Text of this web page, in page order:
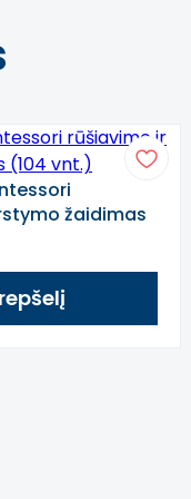
priemonėms.
žaidimas